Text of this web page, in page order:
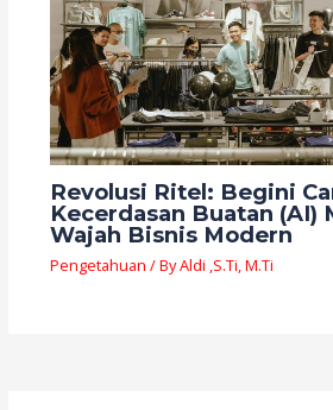
Revolusi Ritel: Begini
Kecerdasan Buatan (AI)
Wajah Bisnis Modern
Pengetahuan / ByAldi ,S.Ti, M.Ti